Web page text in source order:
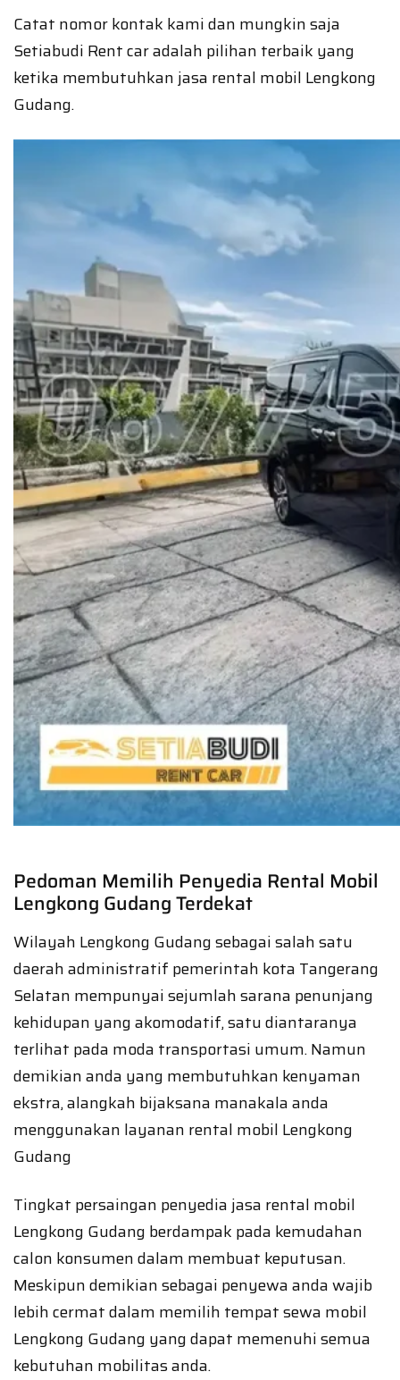
Catat nomor kontak kami dan mungkin saja
Setiabudi Rent car adalah pilihan terbaik yang
ketika membutuhkan jasa rental mobil Lengkong
Gudang.
Pedoman Memilih Penyedia Rental Mobil
Lengkong Gudang Terdekat
Wilayah Lengkong Gudang sebagai salah satu
daerah administratif pemerintah kota Tangerang
Selatan mempunyai sejumlah sarana penunjang
kehidupan yang akomodatif, satu diantaranya
terlihat pada moda transportasi umum. Namun
demikian anda yang membutuhkan kenyaman
ekstra, alangkah bijaksana manakala anda
menggunakan layanan rental mobil Lengkong
Gudang
Tingkat persaingan penyedia jasa rental mobil
Lengkong Gudang berdampak pada kemudahan
calon konsumen dalam membuat keputusan.
Meskipun demikian sebagai penyewa anda wajib
lebih cermat dalam memilih tempat sewa mobil
Lengkong Gudang yang dapat memenuhi semua
kebutuhan mobilitas anda.